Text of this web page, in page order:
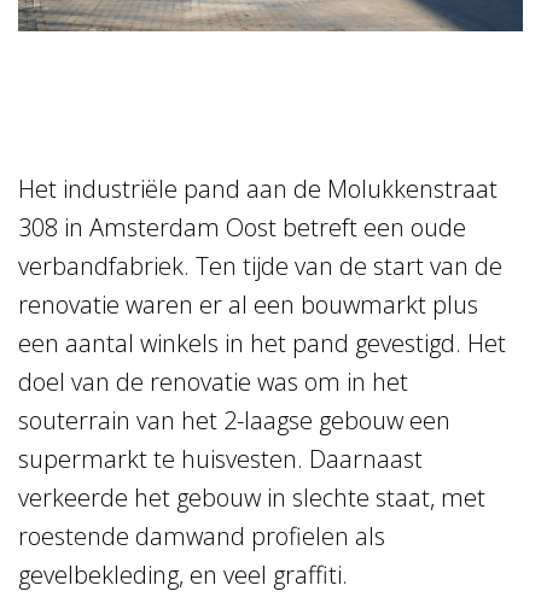
Het industriële pand aan de Molukkenstraat
308 in Amsterdam Oost betreft een oude
verbandfabriek. Ten tijde van de start van de
renovatie waren er al een bouwmarkt plus
een aantal winkels in het pand gevestigd. Het
doel van de renovatie was om in het
souterrain van het 2-laagse gebouw een
supermarkt te huisvesten. Daarnaast
verkeerde het gebouw in slechte staat, met
roestende damwand profielen als
gevelbekleding, en veel graffiti.